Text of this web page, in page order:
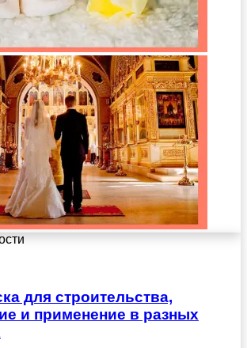
для строительства,
и применение в разных